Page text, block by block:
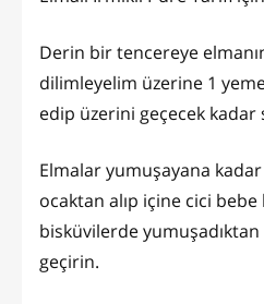
Derin bir tencereye
dilimleyelim üzerine 1
edip üzerini geçecek kadar
Elmalar yumuşayana
ocaktan alıp içine cici
bisküvilerde
geçirin.